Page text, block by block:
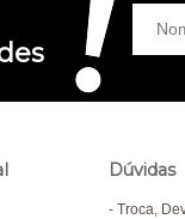
Dúvidas
Troca,